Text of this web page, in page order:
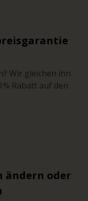
Wir gleichen ihn
Rabatt auf den
ändern oder